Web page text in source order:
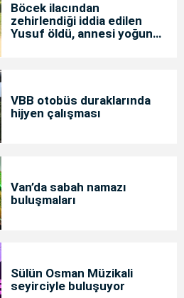
Böcek ilacından
zehirlendiği iddia edilen
Yusuf öldü, annesi yoğun
VBB otobüs duraklarında
hijyen çalışması
Van’da sabah namazı
buluşmaları
Sülün Osman Müzikali
seyirciyle buluşuyor